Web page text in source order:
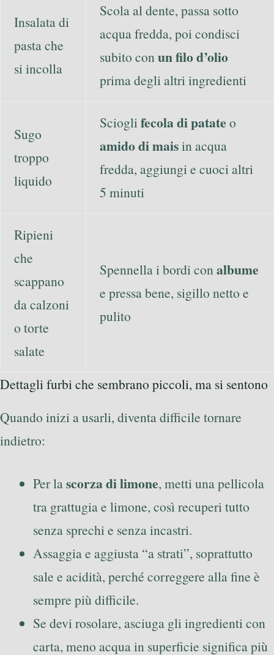
Insalata di
pasta che
si incolla
Scola al dente, passa sotto
acqua fredda, poi condisci
subito con un filo d’olio
prima degli altri ingredienti
Sugo
troppo
liquido
Sciogli fecola di patate o
amido di maisin acqua
fredda, aggiungi e cuoci altri
5 minuti
Ripieni
che
scappano
da calzoni
o torte
salate
Spennella i bordi con albume
e pressa bene, sigillo netto e
pulito
Dettagli furbi che sembrano piccoli, ma si sentono
Quando inizi a usarli, diventa difficile tornare
indietro:
Per lascorza di limone, metti una pellicola
tra grattugia e limone, così recuperi tutto
senza sprechi e senza incastri.
Assaggia e aggiusta “a strati”, soprattutto
sale e acidità, perché correggere alla fine è
sempre più difficile.
Se devi rosolare, asciuga gli ingredienti con
carta, meno acqua in superficie significa più